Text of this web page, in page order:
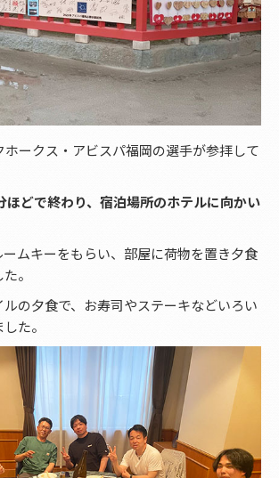
ークス・アビスパ福岡の選手が参拝して
ほどで終わり、宿泊場所のホテルに向かい
ムキーをもらい、部屋に荷物を置き夕食
。
の夕食で、お寿司やステーキなどいろい
た。